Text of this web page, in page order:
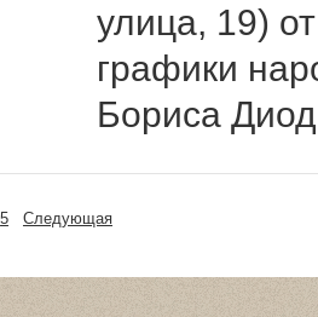
улица, 19)
графики
Бориса
5 Следующая